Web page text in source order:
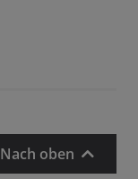
Nach oben